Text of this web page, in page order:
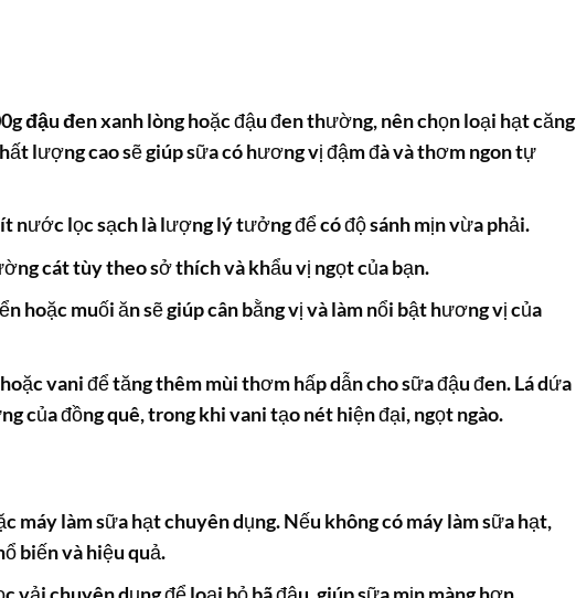
đậu đenxanh lòng hoặc đậu đen thường, nên chọn loại hạt căng
lượng cao sẽ giúp sữa có hương vị đậm đà và thơm ngon tự
nước lọc sạch là lượng lý tưởng để có độ sánh mịn vừa phải.
cát tùy theo sở thích và khẩu vị ngọt của bạn.
hoặc muối ăn sẽ giúp cân bằng vị và làm nổi bật hương vị của
vani để tăng thêm mùi thơm hấp dẫn cho sữa đậu đen. Lá dứa
của đồng quê, trong khi vani tạo nét hiện đại, ngọt ngào.
máy làm sữa hạt chuyên dụng. Nếu không có máy làm sữa hạt,
biến và hiệu quả.